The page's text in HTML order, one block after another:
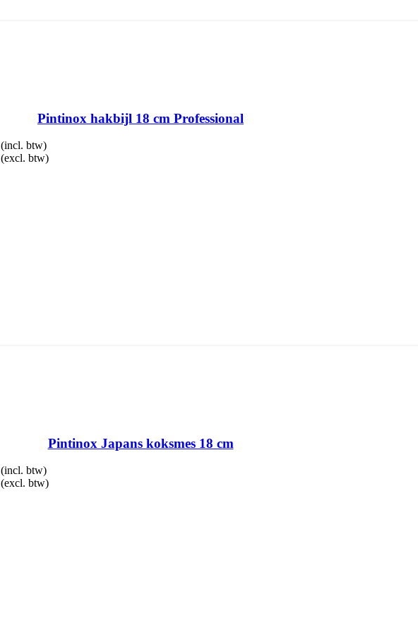
Pintinox hakbijl 18 cm Professional
(incl. btw)
(excl. btw)
Pintinox Japans koksmes 18 cm
(incl. btw)
(excl. btw)